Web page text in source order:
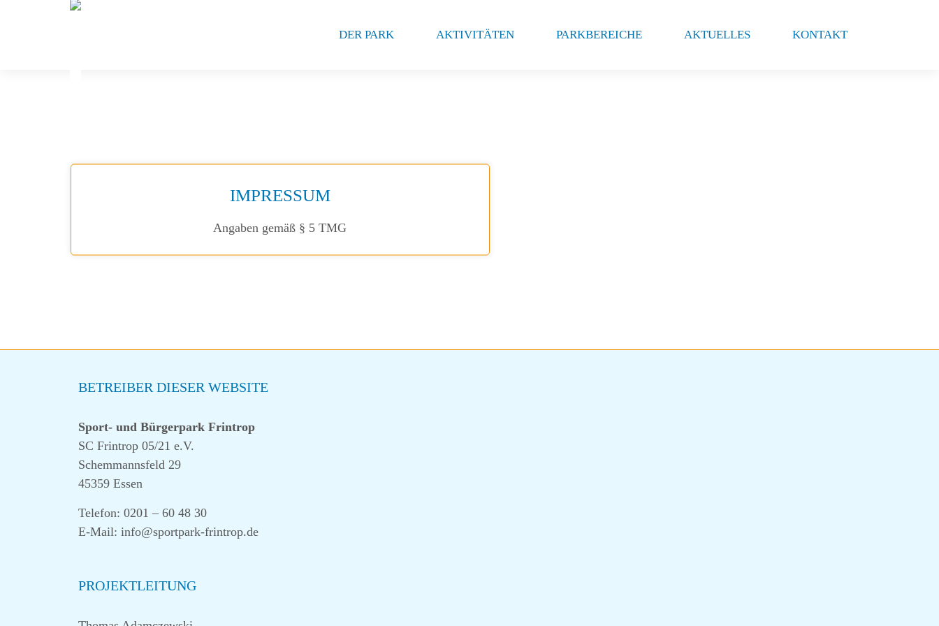
KONTAKT
AKTUELLES
PARKBEREICHE
AKTIVITÄTEN
DER PARK
IMPRESSUM
Angaben gemäß § 5 TMG
BETREIBER DIESER WEBSITE
Sport- und Bürgerpark Frintrop
SC Frintrop 05/21 e.V.
Schemmannsfeld 29
45359 Essen
Telefon: 0201 – 60 48 30
E-Mail: info@sportpark-frintrop.de
PROJEKTLEITUNG